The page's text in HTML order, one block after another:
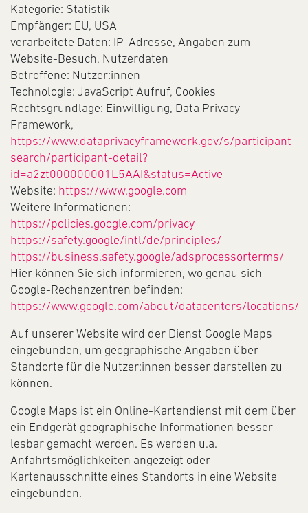
Kategorie: Statistik
Empfänger: EU, USA
verarbeitete Daten: IP-Adresse, Angaben zum
Website-Besuch, Nutzerdaten
Betroffene: Nutzer:innen
Technologie: JavaScript Aufruf, Cookies
Rechtsgrundlage: Einwilligung, Data Privacy
Framework,
https://www.dataprivacyframework.gov/s/participant-
search/participant-detail?
id=a2zt000000001L5AAI&status=Active
Website: https://www.google.com
Weitere Informationen:
https://policies.google.com/privacy
https://safety.google/intl/de/principles/
https://business.safety.google/adsprocessorterms/
Hier können Sie sich informieren, wo genau sich
Google-Rechenzentren befinden:
https://www.google.com/about/datacenters/locations/
Auf unserer Website wird der Dienst Google Maps
eingebunden, um geographische Angaben über
Standorte für die Nutzer:innen besser darstellen zu
können.
Google Maps ist ein Online-Kartendienst mit dem über
ein Endgerät geographische Informationen besser
lesbar gemacht werden. Es werden u.a.
Anfahrtsmöglichkeiten angezeigt oder
Kartenausschnitte eines Standorts in eine Website
eingebunden.